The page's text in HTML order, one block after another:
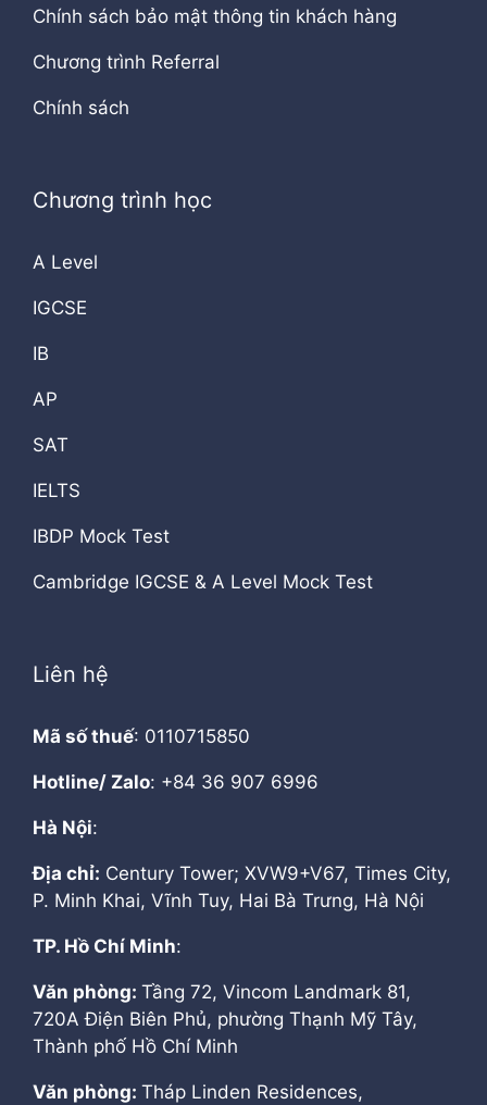
Chính sách bảo mật thông tin khách hàng
Chương trình Referral
Chính sách
Chương trình học
A Level
IGCSE
IB
AP
SAT
IELTS
IBDP Mock Test
Cambridge IGCSE & A Level Mock Test
Liên hệ
Mã số thuế: 0110715850
Hotline/ Zalo: +84 36 907 6996
Hà Nội:
Địa chỉ: Century Tower; XVW9+V67, Times City,
P. Minh Khai, Vĩnh Tuy, Hai Bà Trưng, Hà Nội
TP. Hồ Chí Minh:
Văn phòng: Tầng 72, Vincom Landmark 81,
720A Điện Biên Phủ, phường Thạnh Mỹ Tây,
Thành phố Hồ Chí Minh
Văn phòng: Tháp Linden Residences,